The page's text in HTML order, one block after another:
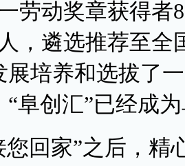
劳动奖章获得者
，遴选推荐至全
展培养和选拔了
“阜创汇”已经成
回家”之后，精